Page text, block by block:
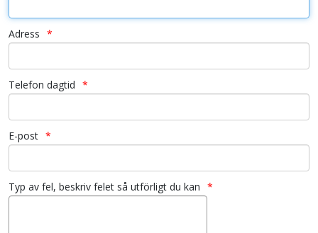
Adress
Telefon dagtid
E-post
Typ av fel, beskriv felet så utförligt du kan